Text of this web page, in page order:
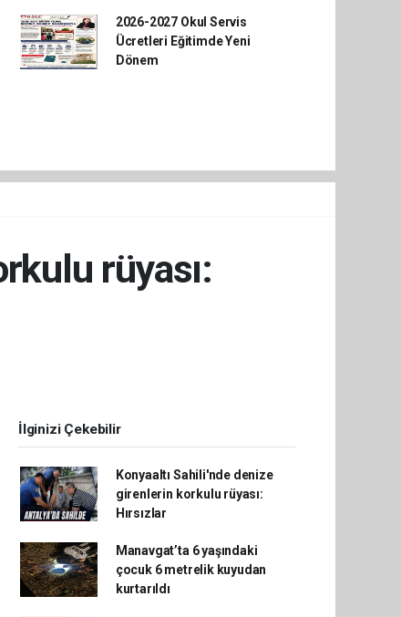
2026-2027 Okul Servis
Ücretleri Eğitimde Yeni
Dönem
rüyası:
İlginizi Çekebilir
Konyaaltı Sahili'nde denize
girenlerin korkulu rüyası:
Hırsızlar
Manavgat’ta 6 yaşındaki
çocuk 6 metrelik kuyudan
kurtarıldı